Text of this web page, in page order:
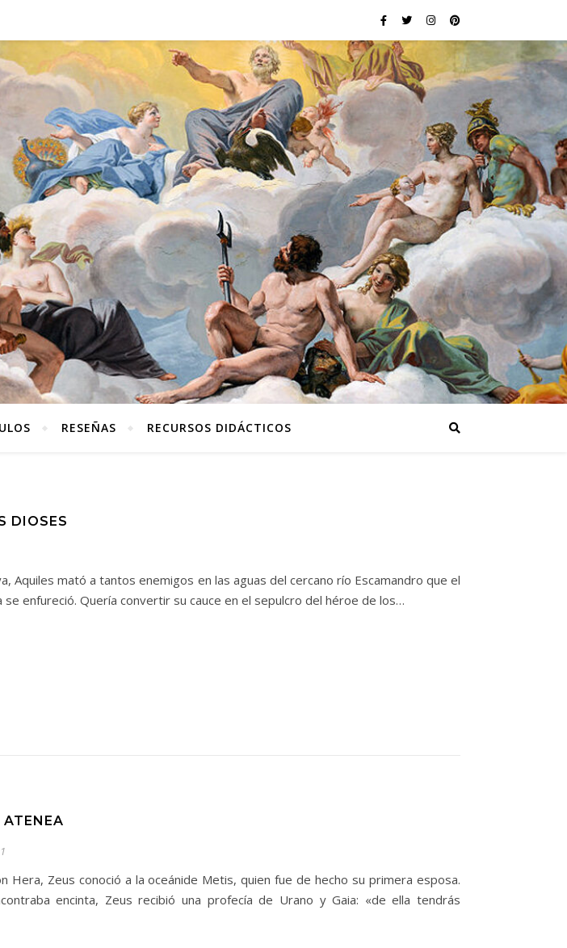
RESEÑAS RECURSOS DIDÁCTICOS
DIOSES
Aquiles mató a tantos enemigos en las aguas del cercano río Escamandro que el
se enfureció. Quería convertir su cauce en el sepulcro del héroe de los…
Hera, Zeus conoció a la oceánide Metis, quien fue de hecho su primera esposa.
encinta, Zeus recibió una profecía de Urano y Gaia: «de ella tendrás